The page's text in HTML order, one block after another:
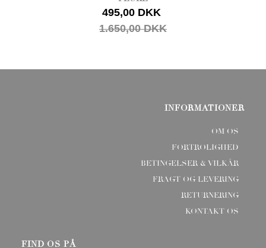
495,00 DKK
1.650,00 DKK
INFORMATIONER
OM OS
FORTROLIGHED
BETINGELSER & VILKÅR
FRAGT OG LEVERING
RETURNERING
KONTAKT OS
FIND OS PÅ